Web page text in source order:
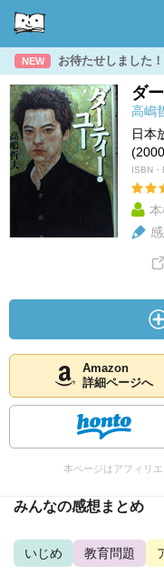
NEW お待たせしました
ダ
高嶋
日本
ISBN・
Amazon
詳細ページへ
本ページはアフィリ
みんなの感想まとめ
いじめ 教育問題